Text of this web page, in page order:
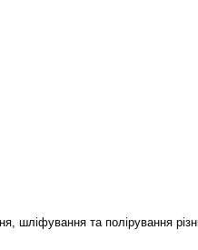
шліфування та полірування